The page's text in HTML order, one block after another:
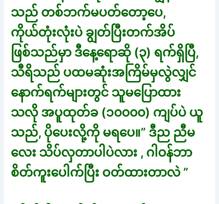
သည် တစ်ဘက်မပတ်တော့ပေ,
ကိုယ်တုံးလုံးပဲ ချွတ်ပြီးတက်အိပ်
ဖြစ်သည်မှာ ဒီနေ့ရောဆို (၃) ရက်ရှိပြီ,
သီရိသည် ပထမဆုံးအကြိမ်မှလွဲလျှင်
နောက်ရက်များတွင် သူမပြောထား
သလို အပူထုတ်ခ (၁၀၀၀၀) ကျပ်ပဲ ယူ
သည်, ပိုပေးလို့ကို မရပေ။” ဒီည ညီမ
လေး သိပ်လှတာပါပဲလား , ဂါဝန်ဘာ
စိတ်ကူးပေါက်ပြီး ဝတ်ထားတာလဲ ”